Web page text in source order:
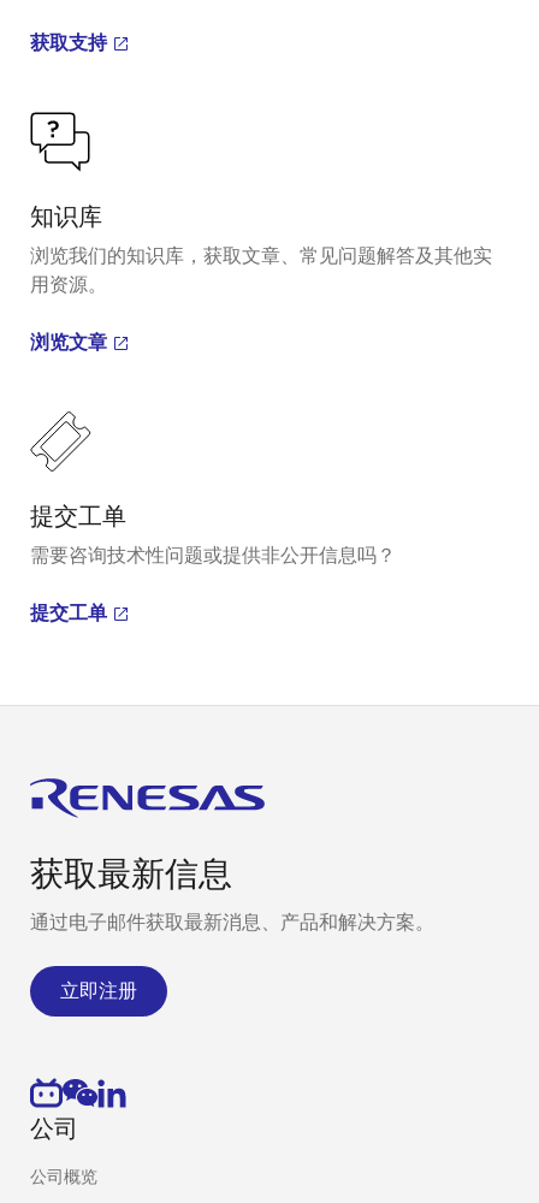
获取支持
知识库
浏览我们的知识库，获取文章、常见问题解答及其他实
用资源。
浏览文章
提交工单
需要咨询技术性问题或提供非公开信息吗？
提交工单
获取最新信息
通过电子邮件获取最新消息、产品和解决方案。
立即注册
公司
公司概览